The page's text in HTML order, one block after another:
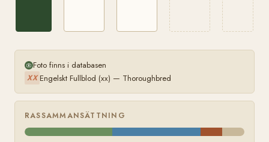
Foto finns i databasen
XX Engelskt Fullblod (xx) — Thoroughbred
RASSAMMANSÄTTNING